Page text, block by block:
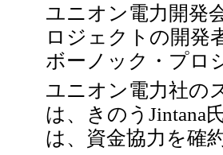
ユニオン電力開発
ロジェクトの開発
ボーノック・プロ
ユニオン電力社の
は、きのうJintana
は、資金協力を確